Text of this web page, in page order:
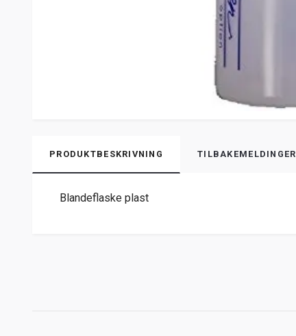
PRODUKTBESKRIVNING TILBAKEMELDINGER
Blandeflaske plast